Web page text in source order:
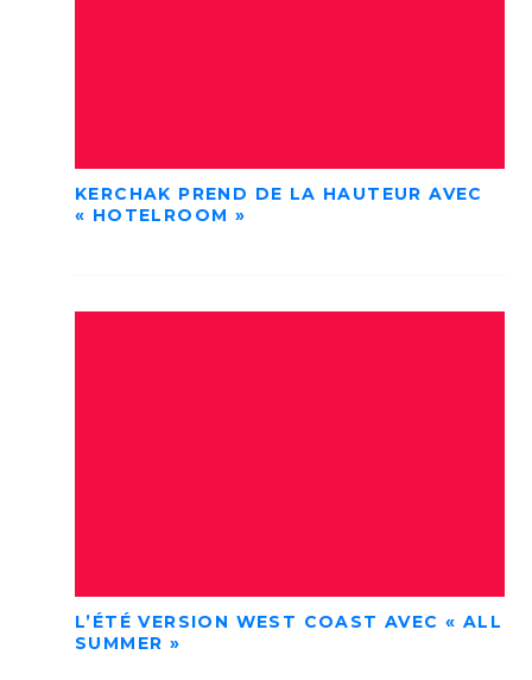
KERCHAK PREND DE LA HAUTEUR AVEC
« HOTELROOM »
L’ÉTÉ VERSION WEST COAST AVEC « ALL
SUMMER »